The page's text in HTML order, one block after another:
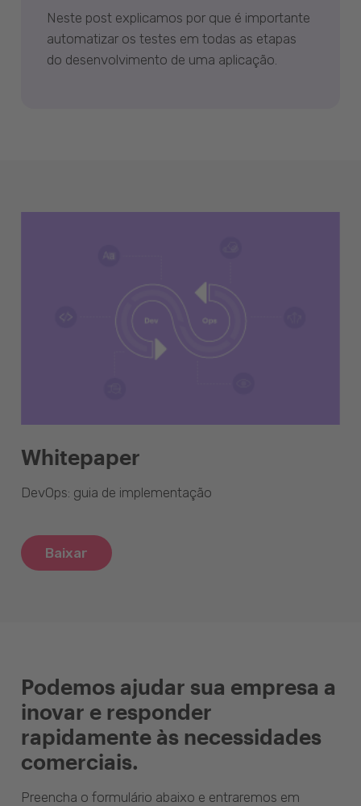
Neste post explicamos por que é importante
automatizar os testes em todas as etapas
do desenvolvimento de uma aplicação.
Whitepaper
DevOps: guia de implementação
Baixar
Podemos ajudar sua empresa a
inovar e responder
rapidamente às necessidades
comerciais.
Preencha o formulário abaixo e entraremos em